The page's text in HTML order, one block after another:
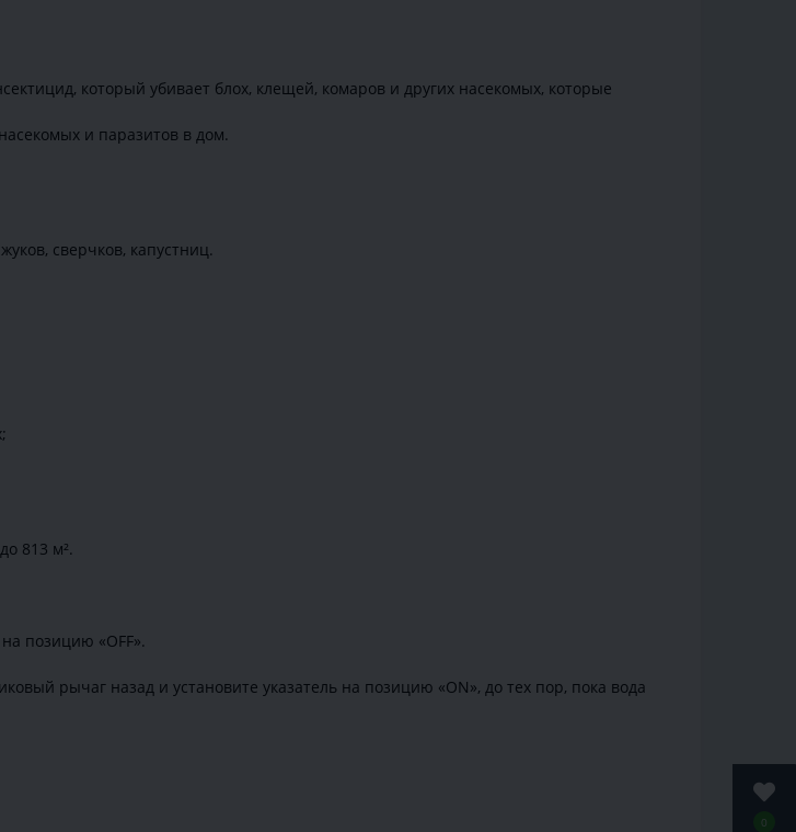
0
который убивает блох, клещей, комаров и других насекомых, которые
и паразитов в дом.
сверчков, капустниц.
813 м².
позицию «OFF».
рычаг назад и установите указатель на позицию «ON», до тех пор, пока вода